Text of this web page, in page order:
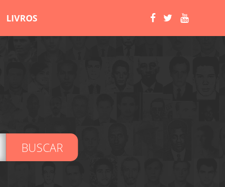
LIVROS
BUSCAR